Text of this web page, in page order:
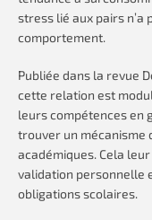
stress lié aux pairs n’a
comportement.
Publiée dans la revue
cette relation est
leurs compétences en
trouver un mécanisme
académiques. Cela
validation personnelle
obligations scolaires.